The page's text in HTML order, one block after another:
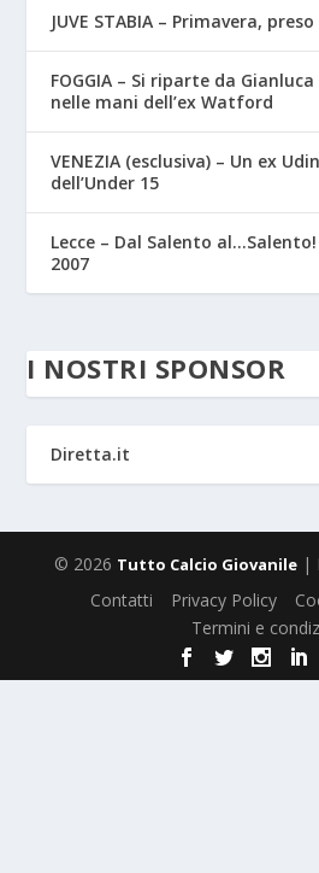
JUVE STABIA – Primavera,
FOGGIA – Si riparte da
nelle mani dell’ex Watford
VENEZIA (esclusiva) – Un ex
dell’Under 15
Lecce – Dal Salento
2007
I NOSTRI SPONSOR
Diretta.it
© 2026 Tutto Calcio Giovanile |
Contatti Privacy Policy
Termini e